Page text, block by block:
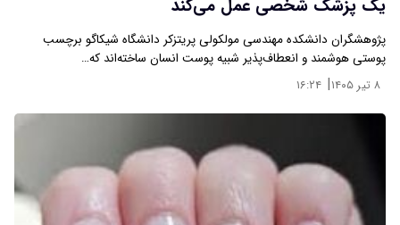
یک پزشک شخصی عمل می‌کند
پژوهشگران دانشکده مهندسی مولکولی پریتزکر دانشگاه شیکاگو برچسب
پوستی هوشمند و انعطاف‌پذیر شبیه پوست انسان ساخته‌اند که…
۸ تیر ۱۴۰۵ | ۱۶:۲۴